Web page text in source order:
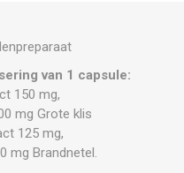
van 1 capsule:
150 mg,
mg Grote klis
125 mg,
mg Brandnetel.